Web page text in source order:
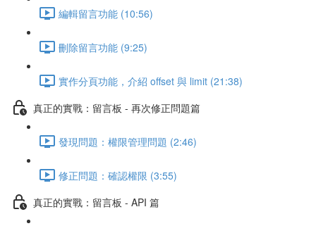
編輯留言功能 (10:56)
刪除留言功能 (9:25)
實作分頁功能，介紹 offset 與 limit (21:38)
真正的實戰：留言板 - 再次修正問題篇
發現問題：權限管理問題 (2:46)
修正問題：確認權限 (3:55)
真正的實戰：留言板 - API 篇